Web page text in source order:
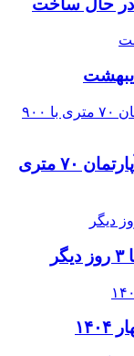
نرخ‌ رهن و اجاره مسکن در منطقه ۵؛ آپارتمان ۷۰ متری